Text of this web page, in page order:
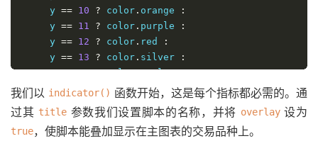
     y
== 10 ? color . orange
:
     y
== 11 ? color . purple
:
     y
== 12 ? color . red
:
     y
== 13 ? color . silver
:
     y
== 14 ? color.teal :
     y
== 15 color.white :
// 确定背景颜色
我们以 indicator() 函数开始，这是每个指标都必需的。通
过其 title 参数我们设置脚本的名称，并将 overlay设为
true，使脚本能叠加显示在主图表的交易品种上。